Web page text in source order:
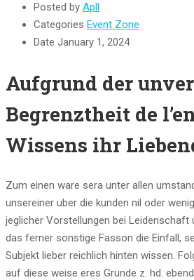
Posted by Apll
Categories Event Zone
Date January 1, 2024
Aufgrund der
Begrenztheit de
Wissens ihr
Zum einen ware sera unter allen
unsereiner uber die kunden nil oder
jeglicher Vorstellungen bei
das ferner sonstige Fasson die Einfall,
Subjekt lieber reichlich hinten wissen.
auf diese weise eres Grunde z. hd.